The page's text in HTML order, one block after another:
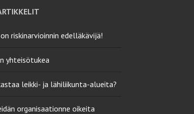
riskinarvioinnin edelläkävijä!
yhteisötukea
leikki- ja lähiliikunta-alueita?
organisaationne oikeita